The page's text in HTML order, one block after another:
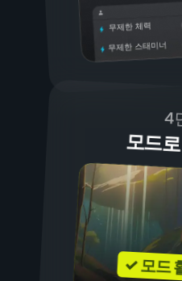
무제한 체력
무제한 스태미너
4
모드
✓ 모드